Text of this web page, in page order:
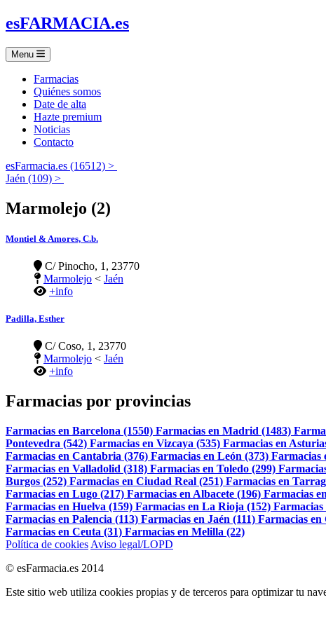
esFARMACIA.es
Menu
Farmacias
Quiénes somos
Date de alta
Hazte premium
Noticias
Contacto
esFarmacia.es (16512) >
Jaén (109) >
Marmolejo (2)
Montiel & Amores, C.b.
C/ Pinocho, 1, 23770
Marmolejo < Jaén
+info
Padilla, Esther
C/ Coso, 1, 23770
Marmolejo < Jaén
+info
Farmacias por provincias
Farmacias en Barcelona (1550) Farmacias en Madrid (1483)
Pontevedra (542) Farmacias en Vizcaya (535) Farmacias en
Farmacias en Cantabria (376) Farmacias en León (373) Farmacias
Farmacias en Valladolid (318) Farmacias en Toledo (299)
Burgos (252) Farmacias en Ciudad Real (251) Farmacias en
Farmacias en Lugo (217) Farmacias en Albacete (196) Farmacias
Farmacias en Huelva (159) Farmacias en La Rioja (152) Farmacias
Farmacias en Palencia (113) Farmacias en Jaén (111) Farmacias en
Farmacias en Ceuta (31) Farmacias en Melilla (22)
Política de cookies Aviso legal/LOPD
© esFarmacia.es 2014
Este sitio web utiliza cookies propias y de terceros para optimizar tu